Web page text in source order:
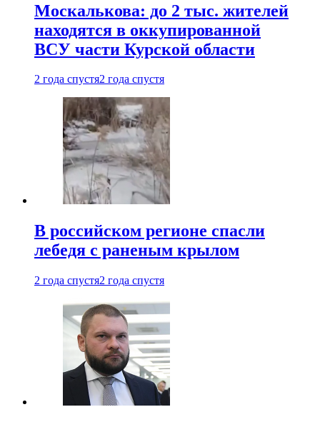
Москалькова: до 2 тыс. жителей
находятся в оккупированной
ВСУ части Курской области
2 года спустя2 года спустя
В российском регионе спасли
лебедя с раненым крылом
2 года спустя2 года спустя